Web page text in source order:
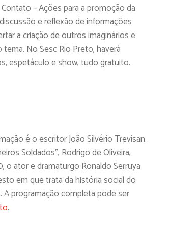
– Ações para a promoção da
e reflexão de informações
a criação de outros imaginários e
No Sesc Rio Preto, haverá
espetáculo e show, tudo gratuito.
é o escritor João Silvério Trevisan.
Soldados”, Rodrigo de Oliveira,
o ator e dramaturgo Ronaldo Serruya
em que trata da história social do
programação completa pode ser
.